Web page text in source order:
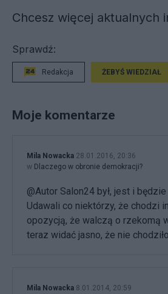
Chcesz więcej aktualnych
Sprawdź:
Redakcja ŻEBYŚ WIEDZIAŁ
Moje komentarze
Mila Nowacka 28.01.2016, 20:36
w Dlaczego w obronie demokracji?
@Autor Salon24 był, jest i
Udawali co niektórzy, że chodzi
opozycją, że walczą o rzekomą
teraz widać jasno, że nie
Mila Nowacka 8.01.2014, 20:59